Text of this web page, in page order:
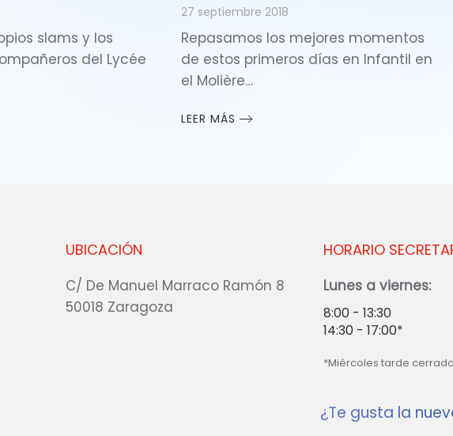
slams y los
del Lycée
27 septiembre 2018
Repasamos los mejores momentos
de estos primeros días en Infantil en
el Molière…
LEER MÁS
UBICACIÓN
C/ De Manuel Marraco Ramón 8
50018 Zaragoza
HORARIO
Lunes a viernes:
8:00 - 13:30
14:30 - 17:00*
*Miércoles tarde cerrado
¿Te gusta la